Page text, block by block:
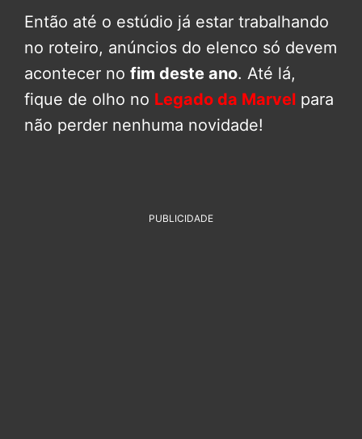
Então até o estúdio já estar trabalhando
no roteiro, anúncios do elenco só devem
acontecer no fim deste ano. Até lá,
fique de olho no Legado da Marvel para
não perder nenhuma novidade!
PUBLICIDADE